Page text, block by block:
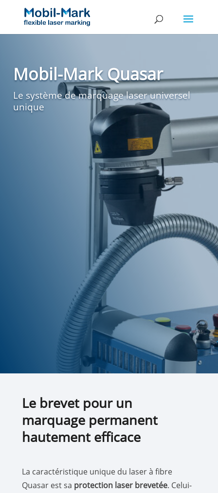
Mobil-Mark Quasar
Le système de marquage laser universel
unique
Le brevet pour un
marquage permanent
hautement efficace
La caractéristique unique du laser à fibre
Quasar est sa protection laser brevetée. Celui-